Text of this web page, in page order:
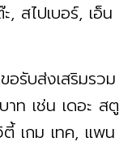
, สไปเบอร์, เอ็น
รับส่งเสริมรวม
ท เช่น เดอะ สตู
เกม เทค, แพน